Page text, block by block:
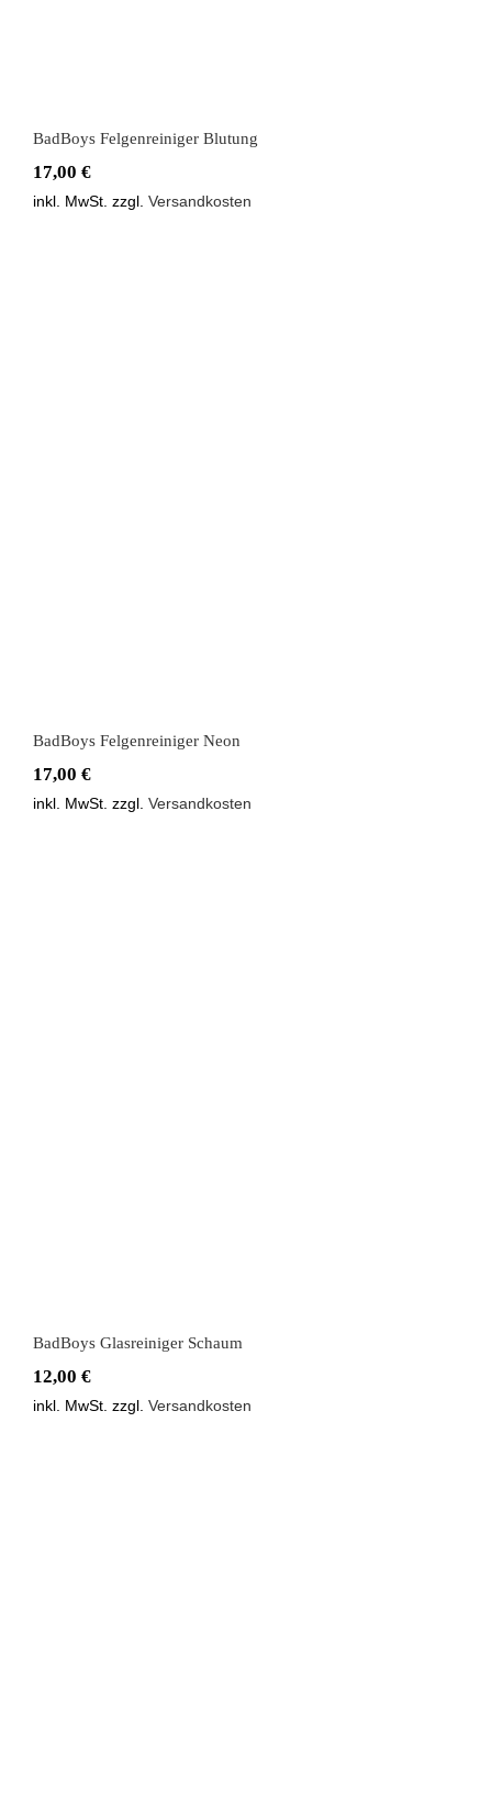
BadBoys Felgenreiniger Blutung
17,00 €
inkl. MwSt. zzgl. Versandkosten
BadBoys Felgenreiniger Neon
17,00 €
inkl. MwSt. zzgl. Versandkosten
BadBoys Glasreiniger Schaum
12,00 €
inkl. MwSt. zzgl. Versandkosten